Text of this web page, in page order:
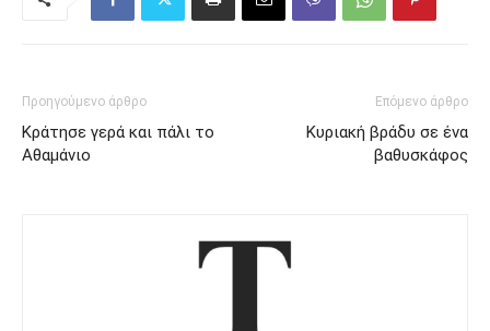
Προηγούμενο άρθρο
Κράτησε γερά και πάλι το
Αθαμάνιο
Επόμενο άρθρο
Κυριακή βράδυ σε ένα
βαθυσκάφος